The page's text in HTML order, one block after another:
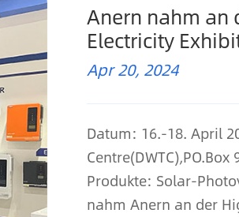
Anern nahm an
Electricity
Apr 20, 2024
Datum: 16.-18. April
Produkte: Solar-
nahm Anern an der